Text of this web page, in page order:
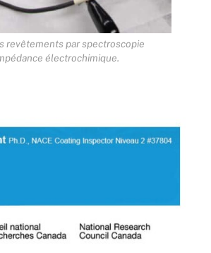
revêtements par spectroscopie
électrochimique.